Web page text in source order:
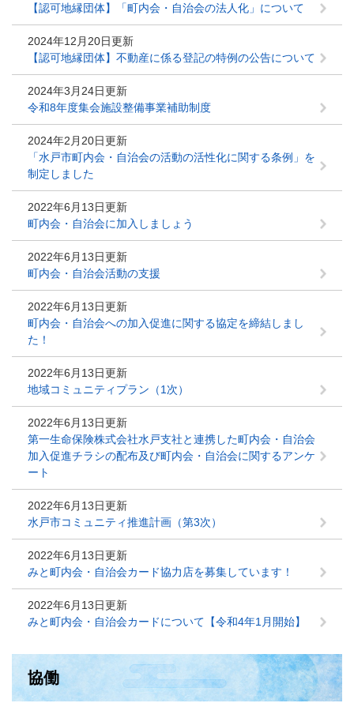
【認可地縁団体】「町内会・自治会の法人化」について
2024年12月20日更新
【認可地縁団体】不動産に係る登記の特例の公告について
2024年3月24日更新
令和8年度集会施設整備事業補助制度
2024年2月20日更新
「水戸市町内会・自治会の活動の活性化に関する条例」を
制定しました
2022年6月13日更新
町内会・自治会に加入しましょう
2022年6月13日更新
町内会・自治会活動の支援
2022年6月13日更新
町内会・自治会への加入促進に関する協定を締結しまし
た！
2022年6月13日更新
地域コミュニティプラン（1次）
2022年6月13日更新
第一生命保険株式会社水戸支社と連携した町内会・自治会
加入促進チラシの配布及び町内会・自治会に関するアンケ
ート
2022年6月13日更新
水戸市コミュニティ推進計画（第3次）
2022年6月13日更新
みと町内会・自治会カード協力店を募集しています！
2022年6月13日更新
みと町内会・自治会カードについて【令和4年1月開始】
協働